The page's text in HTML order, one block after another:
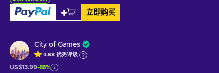
立即购买
City of Games
9.68 优秀评级
US$13.99-88%